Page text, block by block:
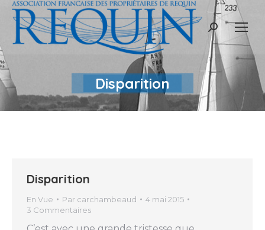
Recherche
Disparition
Disparition
En Vue Par carchambeaud
4 mai 2015
3 Commentaires